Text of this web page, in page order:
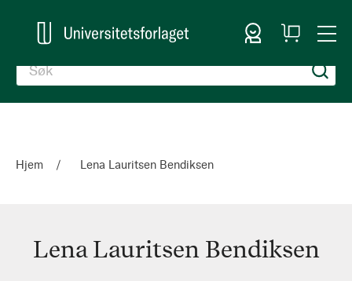
Logg inn
Handlekurv
Hjem Lena Lauritsen Bendiksen
Lena Lauritsen Bendiksen